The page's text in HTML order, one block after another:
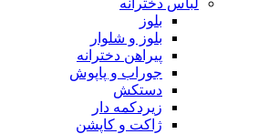
بلوز
بلوز و شلوار
پیراهن دخترانه
جوراب و پاپوش
دستکش
زیردکمه دار
ژاکت و کاپشن